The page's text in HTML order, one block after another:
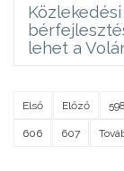
lehet a
Első Előző 598
606 607